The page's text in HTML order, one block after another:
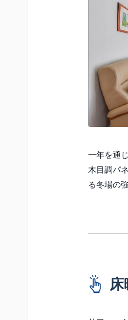
一年を通
木目調パ
る冬場の